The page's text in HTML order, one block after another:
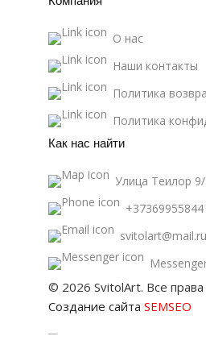
О нас
Наши контакты
Политика
Политика
Как нас найти
Улица Теилор
+37369955844
svitolart@mail.ru
© 2026 SvitolArt. Все
Создание сайта SEMSEO